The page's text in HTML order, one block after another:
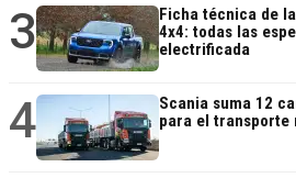
3
Ficha técnica de
4x4: todas las
electrificada
4
Scania suma 12
para el transporte